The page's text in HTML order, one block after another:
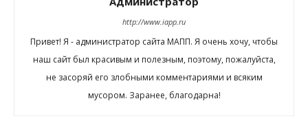
http://www.iapp.ru
Привет! Я - администратор сайта МАПП. Я очень хочу, чтобы
наш сайт был красивым и полезным, поэтому, пожалуйста,
не засоряй его злобными комментариями и всяким
мусором. Заранее, благодарна!